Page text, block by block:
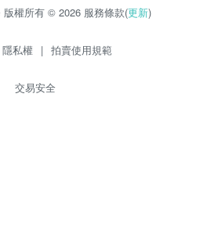
版權所有 © 2026 服務條款(更新)
隱私權 | 拍賣使用規範
交易安全